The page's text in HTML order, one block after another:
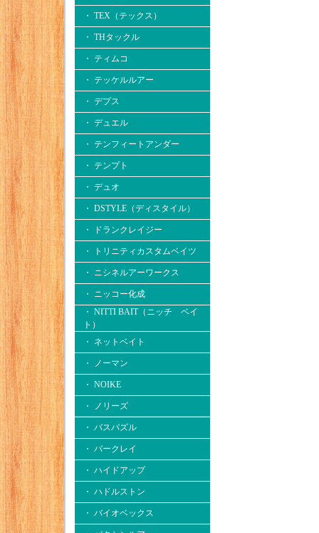
・ TEX（テックス）
・ THタックル
・ ティムコ
・ テッケルルアー
・ デプス
・ デュエル
・ テンフィートアンダー
・ テンプト
・ デュオ
・ DSTYLE（ディスタイル）
・ ドランクレイジー
・ トリニティカスタムベイツ
・ ニシネルアーワークス
・ ニッコー化成
・ NITTI BAIT（ニッチ ベイ
ト）
・ ネットベイト
・ ノーマン
・ NOIKE
・ ノリーズ
・ バスパズル
・ バークレイ
・ ハイドアップ
・ ハドルストン
・ バイオベックス